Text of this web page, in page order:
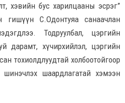
хэвийн бус харилцааны эсрэг”
гишүүн С.Одонтуяа санаачлан
Тодруулбал, цэргийн
дарамт, хүчирхийлэл, цэргийн
тохиолдлуудтай холбоотойгоор
шаардлагатай хэмээн